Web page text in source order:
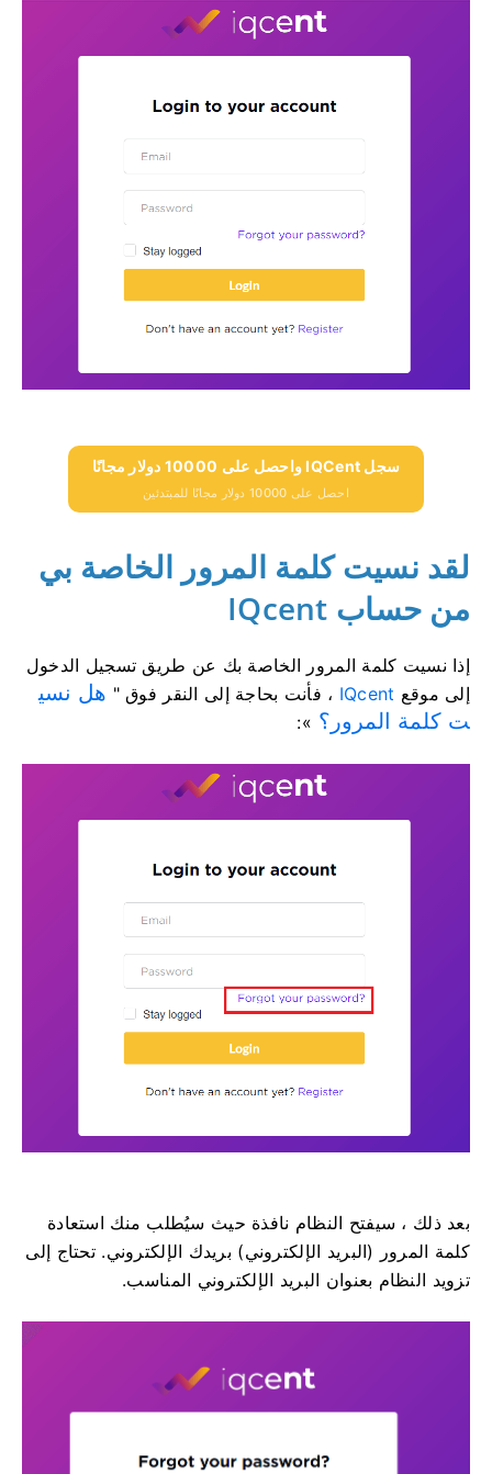
سجل IQCent واحصل على 10000 دولار مجانًا
احصل على 10000 دولار مجانًا للمبتدئين
لقد نسيت كلمة المرور الخاصة بي
من حساب IQcent
إذا نسيت كلمة المرور الخاصة بك عن طريق تسجيل الدخول
إلى موقع IQcent ، فأنت بحاجة إلى النقر فوق " هل نسي
ت كلمة المرور؟ »:
بعد ذلك ، سيفتح النظام نافذة حيث سيُطلب منك استعادة
كلمة المرور (البريد الإلكتروني) بريدك الإلكتروني. تحتاج إلى
تزويد النظام بعنوان البريد الإلكتروني المناسب.